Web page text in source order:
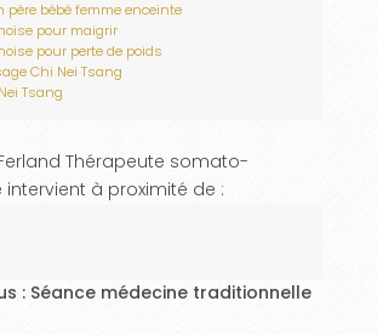
père bébé femme enceinte
pour maigrir
pour perte de poids
Chi Nei Tsang
Tsang
Thérapeute somato-
à proximité de :
: Séance médecine traditionnelle